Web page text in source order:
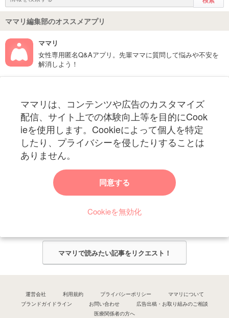
ママリ編集部のオススメアプリ
ママリ
女性専用匿名Q&Aアプリ。先輩ママに質問して悩みや不安を
解消しよう！
ママリは、コンテンツや広告のカスタマイズ
配信、サイト上での体験向上等を目的にCook
ieを使用します。Cookieによって個人を特定
したり、プライバシーを侵したりすることは
ありません。
同意する
Cookieを無効化
妊娠〜子育て中のお役立ち情報を配信中
ママリからのお知らせ
ママリ編集部がみなさんのご意見をもとに記事を作成させていただきま
ママリで読みたい記事をリクエスト！
運営会社 利用規約 プライバシーポリシー
ママリについて
ブランドガイドライン
お問い合わせ
広告出稿・お取り組みのご相談
医療関係者の方へ